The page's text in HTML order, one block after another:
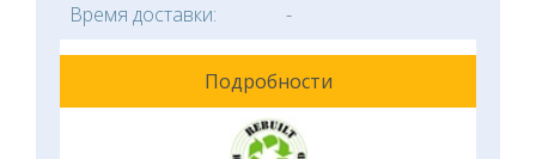
Время доставки:
-
Подробности